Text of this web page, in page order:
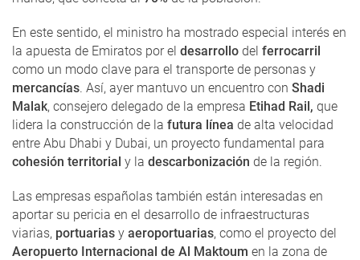
En este sentido, el ministro ha mostrado especial interés en
la apuesta de Emiratos por el desarrollo del ferrocarril
como un modo clave para el transporte de personas y
mercancías. Así, ayer mantuvo un encuentro con Shadi
Malak, consejero delegado de la empresa Etihad Rail, que
lidera la construcción de la futura línea de alta velocidad
entre Abu Dhabi y Dubai, un proyecto fundamental para
cohesión territorial y la descarbonización de la región.
Las empresas españolas también están interesadas en
aportar su pericia en el desarrollo de infraestructuras
viarias, portuarias y aeroportuarias, como el proyecto del
Aeropuerto Internacional de Al Maktoum en la zona de